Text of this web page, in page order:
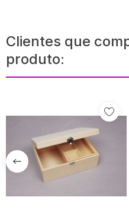
Clientes que
produto: